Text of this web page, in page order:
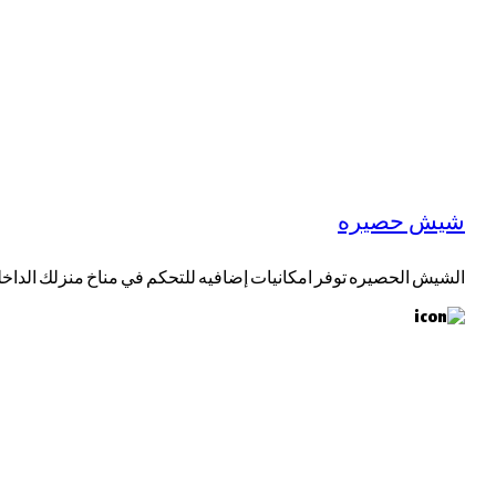
شيش حصيره
الشيش الحصيره توفر امكانيات إضافيه للتحكم في مناخ منزلك